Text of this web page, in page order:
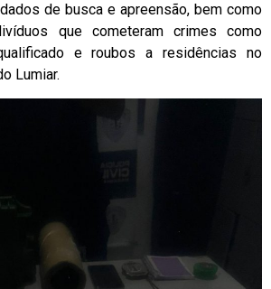
de busca e apreensão, bem como
que cometeram crimes como
e roubos a residências no
Lumiar.